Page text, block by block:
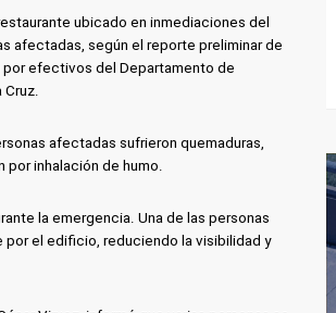
ubicado en inmediaciones del
afectadas, según el reporte preliminar de
por efectivos del Departamento de
Cruz.
afectadas sufrieron quemaduras,
inhalación de humo.
la emergencia. Una de las personas
el edificio, reduciendo la visibilidad y